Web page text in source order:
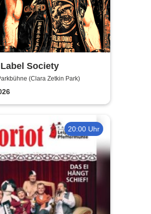
Society
(Clara Zetkin Park)
20:00 Uhr